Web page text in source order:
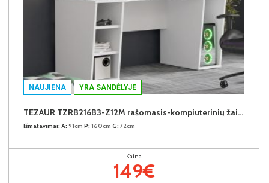
NAUJIENA YRA SANDĖLYJE
TEZAUR TZRB216B3-Z12M rašomasis-kompiuterinių žaidimų stalas su LED
Išmatavimai: A: 91cm P: 160cm G: 72cm
Kaina:
149€